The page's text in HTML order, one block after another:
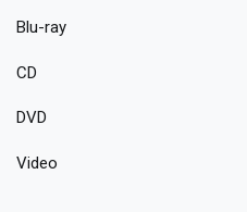
Blu-ray
CD
DVD
Video